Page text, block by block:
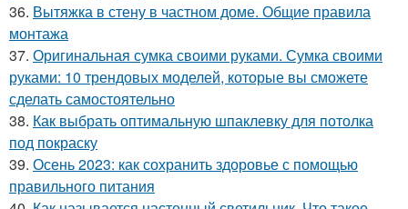
36. Вытяжка в стену в частном доме. Общие правила
монтажа
37. Оригинальная сумка своими руками. Сумка своими
руками: 10 трендовых моделей, которые вы сможете
сделать самостоятельно
38. Как выбрать оптимальную шпаклевку для потолка
под покраску
39. Осень 2023: как сохранить здоровье с помощью
правильного питания